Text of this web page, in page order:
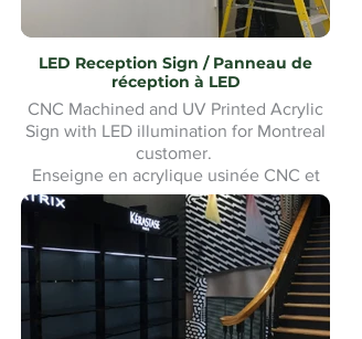
LED Reception Sign / Panneau de
réception à LED
CNC Machined and UV Printed Acrylic
Sign with LED illumination for Montreal
customer.
Enseigne en acrylique usinée CNC et
imprimée UV avec éclairage LED pour
un client de Montréal. Fabrication et
installation sur mesure.Custom made
and Installation.